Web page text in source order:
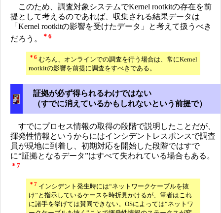
このため、調査対象システムでKernel rootkitの存在を前
提として考えるのであれば、収集される結果データは
「Kernel rootkitの影響を受けたデータ」と考えて扱うべき
だろう。
＊6
＊6むろん、オンラインでの調査を行う場合は、常にKernel
rootkitの影響を前提に調査をすべきである。
証拠が必ず得られるわけではない
（すでに消えているかもしれないという前提で）
すでにプロセス情報の取得の段階で説明したことだが、
揮発性情報というからにはインシデントレスポンスで調査
員が現地に到着し、初期対応を開始した段階ではすで
に“証拠となるデータ”はすべて失われている場合もある。
＊7
＊7 インシデント発生時には“ネットワークケーブルを抜
け”と指示しているケースを時折見かけるが、筆者はこれ
に諸手を挙げては賛同できない。OSによっては“ネットワ